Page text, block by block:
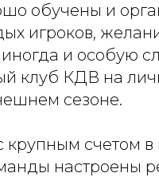
обучены и
игроков,
и особую
клуб КДВ на
сезоне.
крупным счетом
настроены